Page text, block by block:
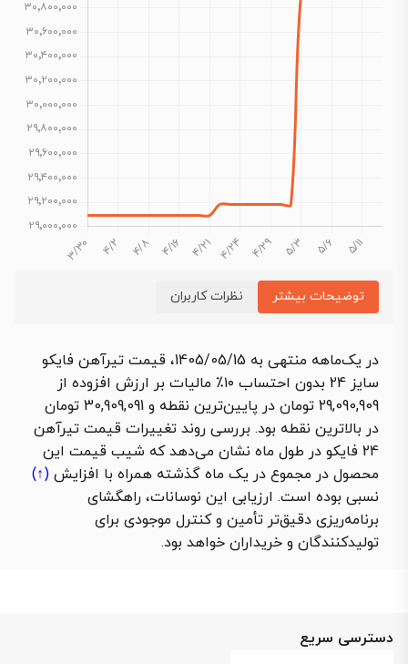
توضیحات بیشتر نظرات کاربران
در یک‌ماهه‌ منتهی به 1405/05/15، قیمت تیرآهن فایکو
سایز 24 بدون احتساب ۱۰٪ مالیات بر ارزش افزوده از
29,090,909 تومان در پایین‌ترین نقطه و 30,909,091 تومان
در بالاترین نقطه بود. بررسی روند تغییرات قیمت تیرآهن
24 فایکو در طول ماه نشان می‌دهد که شیب قیمت این
محصول در مجموع در یک ماه گذشته همراه با افزایش (↑)
نسبی بوده است. ارزیابی این نوسانات، راهگشای
برنامه‌ریزی دقیق‌تر تأمین و کنترل موجودی برای
تولیدکنندگان و خریداران خواهد بود.
دسترسی سریع